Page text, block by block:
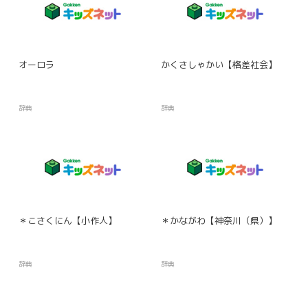
オーロラ
辞典
かくさしゃかい【格差社会】
辞典
＊こさくにん【小作人】
辞典
＊かながわ【神奈川（県）】
辞典